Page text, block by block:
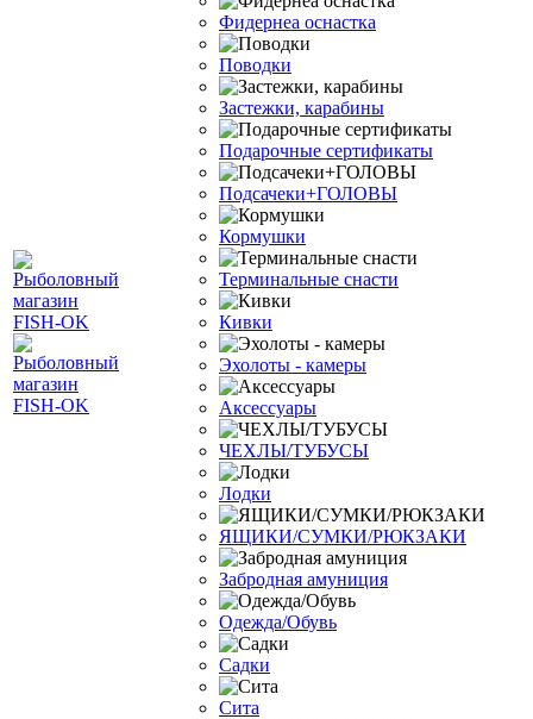
Фидернеа оснастка
Поводки
Застежки, карабины
Подарочные сертификаты
Подсачеки+ГОЛОВЫ
Кормушки
Терминальные снасти
Кивки
Эхолоты - камеры
Аксессуары
ЧЕХЛЫ/ТУБУСЫ
Лодки
ЯЩИКИ/СУМКИ/РЮКЗАКИ
Забродная амуниция
Одежда/Обувь
Садки
Сита